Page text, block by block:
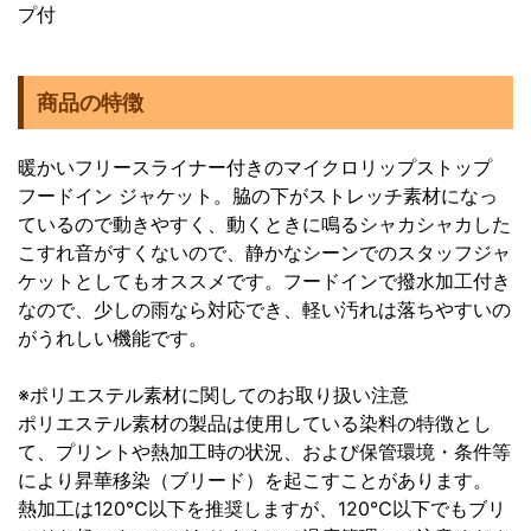
プ付
商品の特徴
暖かいフリースライナー付きのマイクロリップストップ
フードイン ジャケット。脇の下がストレッチ素材になっ
ているので動きやすく、動くときに鳴るシャカシャカした
こすれ音がすくないので、静かなシーンでのスタッフジャ
ケットとしてもオススメです。フードインで撥水加工付き
なので、少しの雨なら対応でき、軽い汚れは落ちやすいの
がうれしい機能です。
※ポリエステル素材に関してのお取り扱い注意
ポリエステル素材の製品は使用している染料の特徴とし
て、プリントや熱加工時の状況、および保管環境・条件等
により昇華移染（ブリード）を起こすことがあります。
熱加工は120℃以下を推奨しますが、120℃以下でもブリ